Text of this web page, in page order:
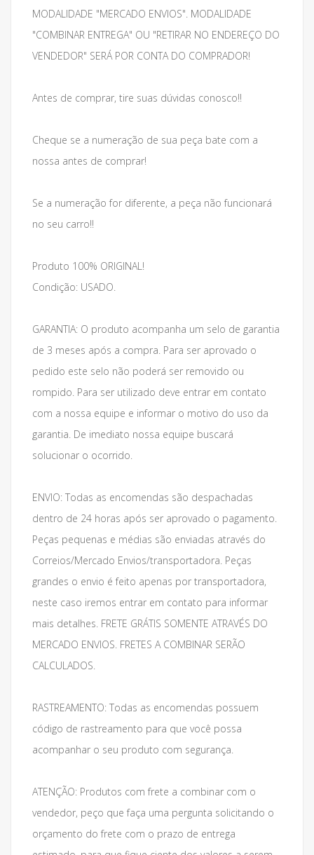
MODALIDADE "MERCADO ENVIOS". MODALIDADE
"COMBINAR ENTREGA" OU "RETIRAR NO ENDEREÇO DO
VENDEDOR" SERÁ POR CONTA DO COMPRADOR!
Antes de comprar, tire suas dúvidas conosco!!
Cheque se a numeração de sua peça bate com a
nossa antes de comprar!
Se a numeração for diferente, a peça não funcionará
no seu carro!!
Produto 100% ORIGINAL!
Condição: USADO.
GARANTIA: O produto acompanha um selo de garantia
de 3 meses após a compra. Para ser aprovado o
pedido este selo não poderá ser removido ou
rompido. Para ser utilizado deve entrar em contato
com a nossa equipe e informar o motivo do uso da
garantia. De imediato nossa equipe buscará
solucionar o ocorrido.
ENVIO: Todas as encomendas são despachadas
dentro de 24 horas após ser aprovado o pagamento.
Peças pequenas e médias são enviadas através do
Correios/Mercado Envios/transportadora. Peças
grandes o envio é feito apenas por transportadora,
neste caso iremos entrar em contato para informar
mais detalhes. FRETE GRÁTIS SOMENTE ATRAVÉS DO
MERCADO ENVIOS. FRETES A COMBINAR SERÃO
CALCULADOS.
RASTREAMENTO: Todas as encomendas possuem
código de rastreamento para que você possa
acompanhar o seu produto com segurança.
ATENÇÃO: Produtos com frete a combinar com o
vendedor, peço que faça uma pergunta solicitando o
orçamento do frete com o prazo de entrega